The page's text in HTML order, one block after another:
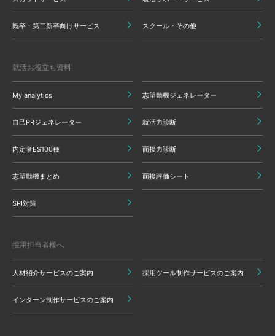
既卒・第二新卒向けサービス スクール・その他
就活お役立ち資料
My analytics 志望動機ジェネレーター
自己PRジェネレーター 就活力診断
内定者ES100種 面接力診断
志望動機まとめ 面接評価シート
SPI対策
採用担当者様へ
人材紹介サービスのご案内 採用ツール制作サービスのご案内
インターン制作サービスのご案内